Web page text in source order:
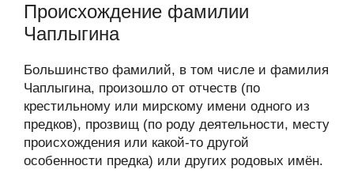
Происхождение фамилии
Чаплыгина
Большинство фамилий, в том числе и фамилия
Чаплыгина, произошло от отчеств (по
крестильному или мирскому имени одного из
предков), прозвищ (по роду деятельности, месту
происхождения или какой-то другой
особенности предка) или других родовых имён.